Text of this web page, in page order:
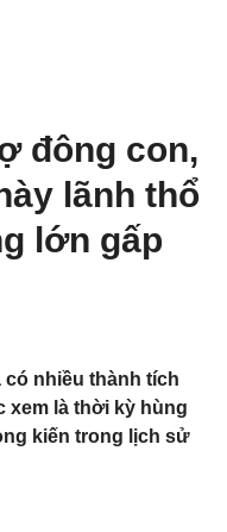
đông con,
lãnh thổ
lớn gấp
có nhiều thành tích
xem là thời kỳ hùng
kiến trong lịch sử